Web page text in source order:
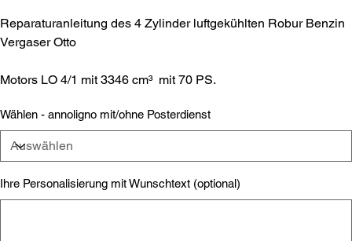
Reparaturanleitung des 4 Zylinder luftgekühlten Robur Benzin
Vergaser Otto
Motors LO 4/1 mit 3346 cm³ mit 70 PS.
Wählen - annoligno mit/ohne Posterdienst
Ihre Personalisierung mit Wunschtext (optional)